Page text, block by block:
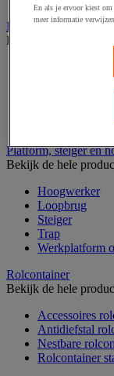
Palletwagen
Bekijk de hele
Elektrische
Pallettruck
Platform, steiger en
Bekijk de hele
Hoogwerker
Loopbrug
Steiger
Trap
Werkplatform
Rolcontainer
Bekijk de hele
Accessoires
Antidiefstal
Nestbare
Rolcontainer
En als je ervoor kiest
meer informatie